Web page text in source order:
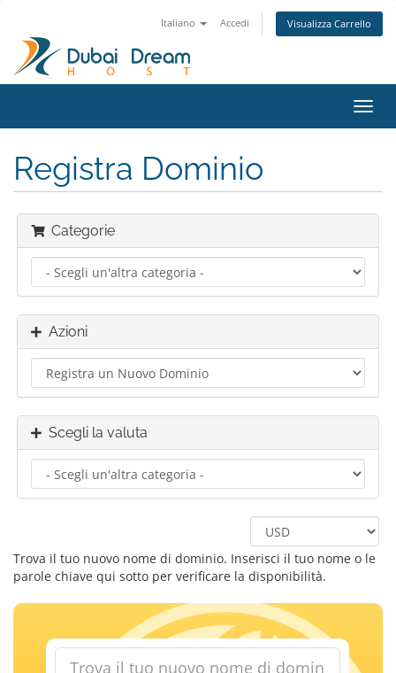
Italiano Accedi Visualizza Carrello
Attiva
Registra Dominio
Categorie
Azioni
Scegli la valuta
Trova il tuo nuovo nome di dominio. Inserisci il tuo nome o le
parole chiave qui sotto per verificare la disponibilità.